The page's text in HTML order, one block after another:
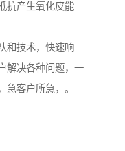
抗产生氧化皮能
和技术，快速响
解决各种问题，一
客户所急，。